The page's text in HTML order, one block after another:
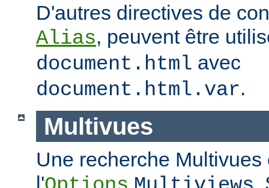
D'autres directives de
Alias, peuvent être
document.html avec
document.html.var.
Multivues
Une recherche
l'